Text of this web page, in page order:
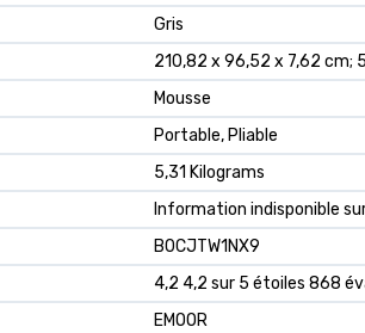
‎Gris
‎210,82 x 96,52 x 7,62 cm;
‎Mousse
‎Portable, Pliable
‎5,31 Kilograms
‎Information indisponible
B0CJTW1NX9
4,2 4,2 sur 5 étoiles 868
EMOOR